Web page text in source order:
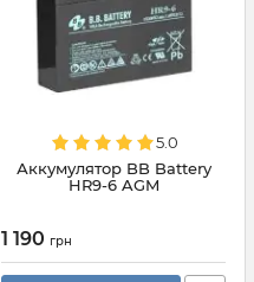
5.0
Аккумулятор BB Battery
HR9-6 AGM
1 190 грн